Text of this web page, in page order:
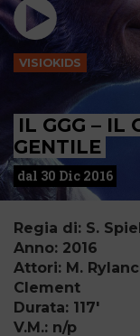
VISIOKIDS
IL GGG – IL
GENTILE
dal 30 Dic 2016
Regia di: S.
Anno: 2016
Attori: M.
Clement
Durata: 117'
V.M.: n/p